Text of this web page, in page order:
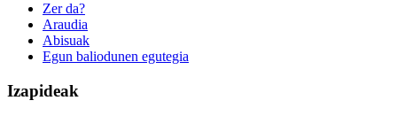
Zer da?
Araudia
Abisuak
Egun baliodunen egutegia
Izapideak